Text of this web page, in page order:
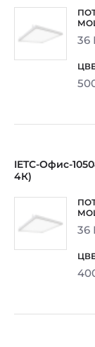
36
IETC-Офис-
4К)
36